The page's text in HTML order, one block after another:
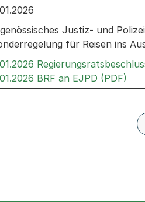
Sitzungen: Informationen
Justiz- und
für Reisen ins
BRF an EJPD (PDF)